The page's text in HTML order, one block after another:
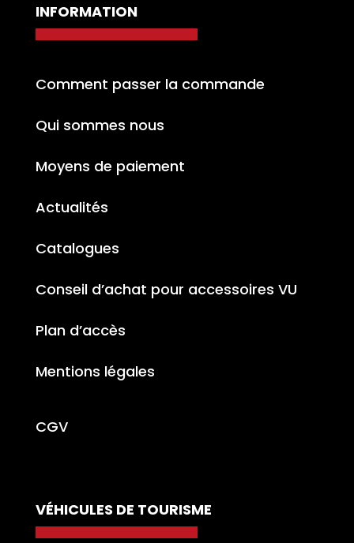
INFORMATION
Comment passer la commande
Qui sommes nous
Moyens de paiement
Actualités
Catalogues
Conseil d’achat pour accessoires VU
Plan d’accès
Mentions légales
CGV
VÉHICULES DE TOURISME